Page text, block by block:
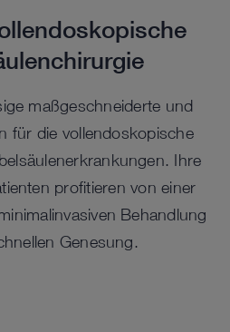
maßgeschneiderte und
für die vollendoskopische
Ihre
profitieren von einer
Behandlung
Genesung.